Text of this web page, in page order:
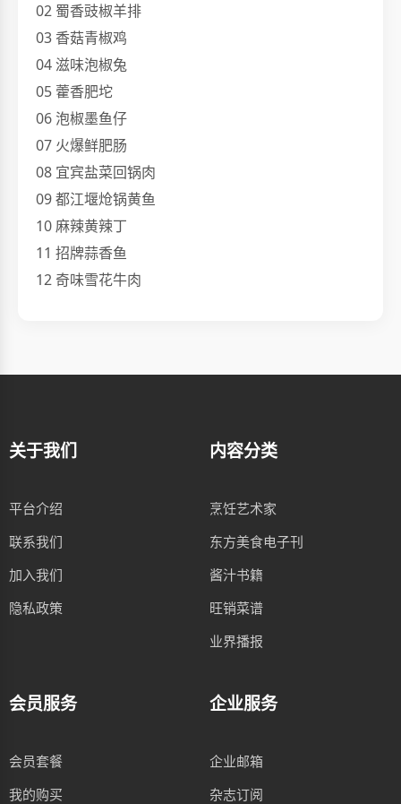
02 蜀香豉椒羊排
03 香菇青椒鸡
04 滋味泡椒兔
05 藿香肥坨
06 泡椒墨鱼仔
07 火爆鲜肥肠
08 宜宾盐菜回锅肉
09 都江堰炝锅黄鱼
10 麻辣黄辣丁
11 招牌蒜香鱼
12 奇味雪花牛肉
关于我们
平台介绍
联系我们
加入我们
隐私政策
内容分类
烹饪艺术家
东方美食电子刊
酱汁书籍
旺销菜谱
业界播报
会员服务
会员套餐
我的购买
企业服务
企业邮箱
杂志订阅